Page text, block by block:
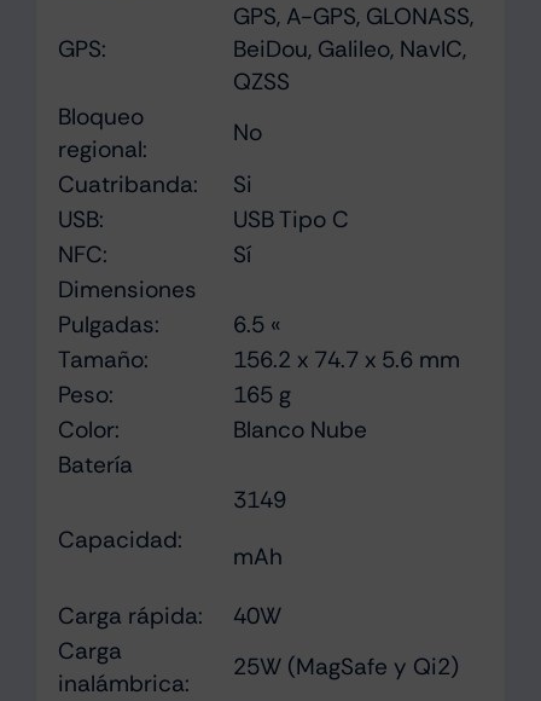
GPS:
GPS, A-GPS, GLONASS,
BeiDou, Galileo, NavIC,
QZSS
Bloqueo
regional:
No
Cuatribanda:
Si
USB:
USB Tipo C
NFC:
Sí
Dimensiones
Pulgadas:
6.5 «
Tamaño:
156.2 x 74.7 x 5.6 mm
Peso:
165 g
Color:
Blanco Nube
Batería
Capacidad:
3149
mAh
Carga rápida:
40W
Carga
inalámbrica:
25W (MagSafe y Qi2)